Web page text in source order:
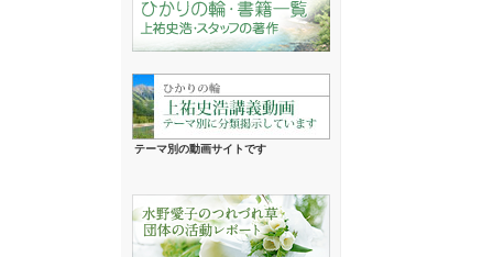
テーマ別の動画サイトです